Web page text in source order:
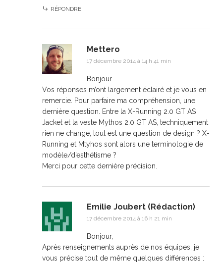
RÉPONDRE
Mettero
17 décembre 2014 à 14 h 41 min
Bonjour
Vos réponses m’ont largement éclairé et je vous en
remercie. Pour parfaire ma compréhension, une
dernière question. Entre la X-Running 2.0 GT AS
Jacket et la veste Mythos 2.0 GT AS, techniquement
rien ne change, tout est une question de design ? X-
Running et Mtyhos sont alors une terminologie de
modèle/d’esthétisme ?
Merci pour cette dernière précision.
Emilie Joubert (Rédaction)
17 décembre 2014 à 16 h 21 min
Bonjour,
Après renseignements auprès de nos équipes, je
vous précise tout de même quelques différences :